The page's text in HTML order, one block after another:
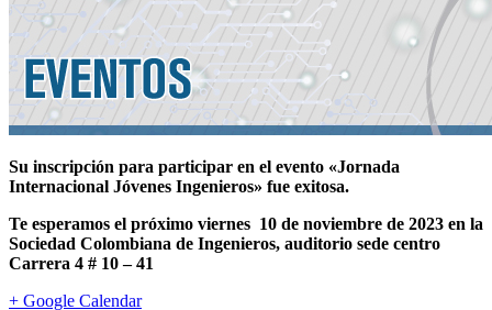
Su inscripción para participar en el evento «Jornada
Internacional Jóvenes Ingenieros» fue exitosa.
Te esperamos el próximo viernes 10 de noviembre de 2023 en la
Sociedad Colombiana de Ingenieros, auditorio sede centro
Carrera 4 # 10 – 41
+ Google Calendar